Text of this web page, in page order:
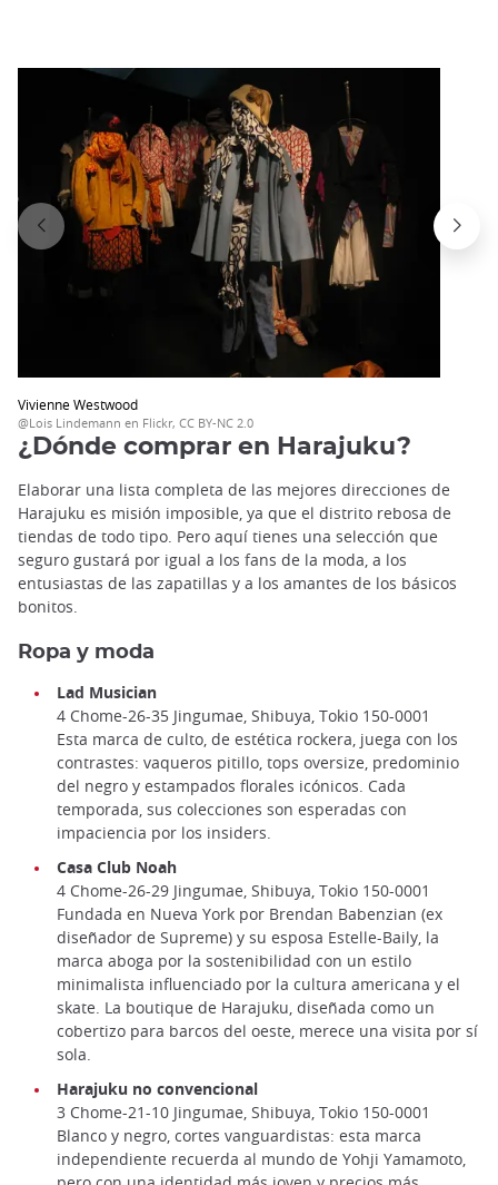
Vivienne Westwood
@Lois Lindemann en Flickr, CC BY-NC 2.0
¿Dónde comprar en Harajuku?
Elaborar una lista completa de las mejores direcciones de
Harajuku es misión imposible, ya que el distrito rebosa de
tiendas de todo tipo. Pero aquí tienes una selección que
seguro gustará por igual a los fans de la moda, a los
entusiastas de las zapatillas y a los amantes de los básicos
bonitos.
Ropa y moda
Lad Musician
4 Chome-26-35 Jingumae, Shibuya, Tokio 150-0001
Esta marca de culto, de estética rockera, juega con los
contrastes: vaqueros pitillo, tops oversize, predominio
del negro y estampados florales icónicos. Cada
temporada, sus colecciones son esperadas con
impaciencia por los insiders.
Casa Club Noah
4 Chome-26-29 Jingumae, Shibuya, Tokio 150-0001
Fundada en Nueva York por Brendan Babenzian (ex
diseñador de Supreme) y su esposa Estelle-Baily, la
marca aboga por la sostenibilidad con un estilo
minimalista influenciado por la cultura americana y el
skate. La boutique de Harajuku, diseñada como un
cobertizo para barcos del oeste, merece una visita por sí
sola.
Harajuku no convencional
3 Chome-21-10 Jingumae, Shibuya, Tokio 150-0001
Blanco y negro, cortes vanguardistas: esta marca
independiente recuerda al mundo de Yohji Yamamoto,